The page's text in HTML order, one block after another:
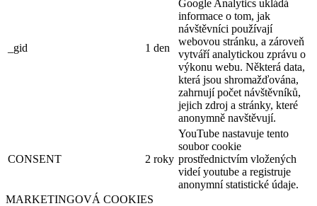
_gid 1 den
Google Analytics ukládá
informace o tom, jak
návštěvníci používají
webovou stránku, a zároveň
vytváří analytickou zprávu o
výkonu webu. Některá data,
která jsou shromažďována,
zahrnují počet návštěvníků,
jejich zdroj a stránky, které
anonymně navštěvují.
CONSENT 2 roky
YouTube nastavuje tento
soubor cookie
prostřednictvím vložených
videí youtube a registruje
anonymní statistické údaje.
MARKETINGOVÁ COOKIES